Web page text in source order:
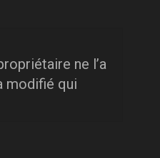
ne l’a
modifié qui